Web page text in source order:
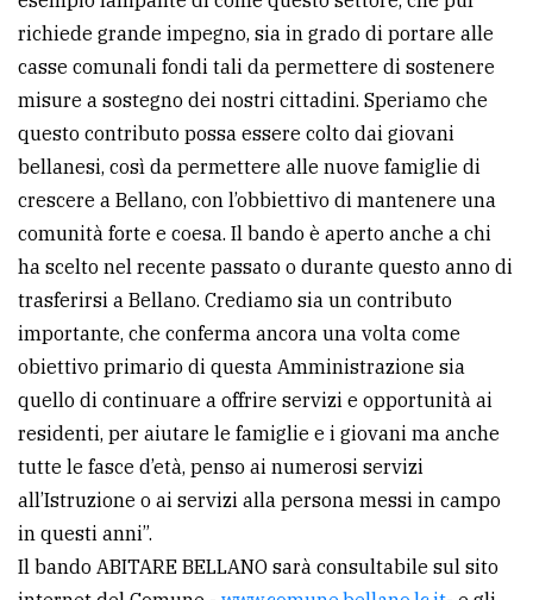
richiede grande impegno, sia in grado di portare alle
casse comunali fondi tali da permettere di sostenere
misure a sostegno dei nostri cittadini. Speriamo che
questo contributo possa essere colto dai giovani
bellanesi, così da permettere alle nuove famiglie di
crescere a Bellano, con l’obbiettivo di mantenere una
comunità forte e coesa. Il bando è aperto anche a chi
ha scelto nel recente passato o durante questo anno di
trasferirsi a Bellano. Crediamo sia un contributo
importante, che conferma ancora una volta come
obiettivo primario di questa Amministrazione sia
quello di continuare a offrire servizi e opportunità ai
residenti, per aiutare le famiglie e i giovani ma anche
tutte le fasce d’età, penso ai numerosi servizi
all’Istruzione o ai servizi alla persona messi in campo
in questi anni”.
Il bando ABITARE BELLANO sarà consultabile sul sito